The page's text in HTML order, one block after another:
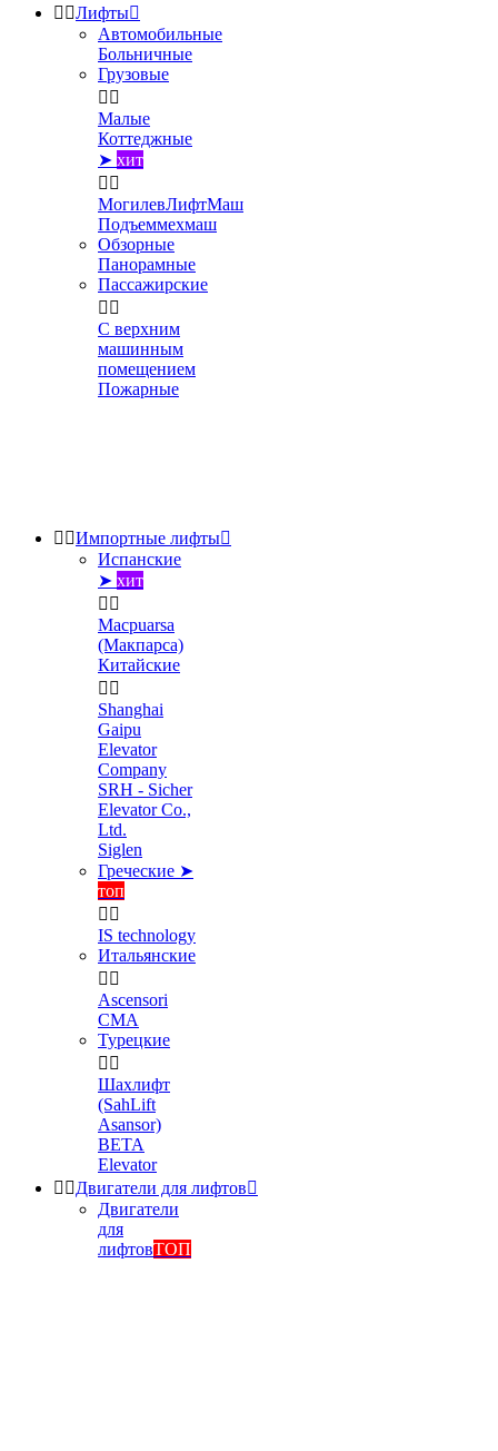
 Лифты
Автомобильные
Больничные
Грузовые
 
Малые
Коттеджные
➤ хит
 
МогилевЛифтМаш
Подъеммехмаш
Обзорные
Панорамные
Пассажирские
 
С верхним
машинным
помещением
Пожарные
 Импортные лифты
Испанские
➤ хит
 
Macpuarsa
(Макпарса)
Китайские
 
Shanghai
Gaipu
Elevator
Company
SRH - Sicher
Elevator Co.,
Ltd.
Siglen
Греческие ➤
топ
 
IS technology
Итальянские
 
Ascensori
CMA
Турецкие
 
Шахлифт
(SahLift
Asansor)
BETA
Elevator
 Двигатели для лифтов
Двигатели
для
лифтовТОП